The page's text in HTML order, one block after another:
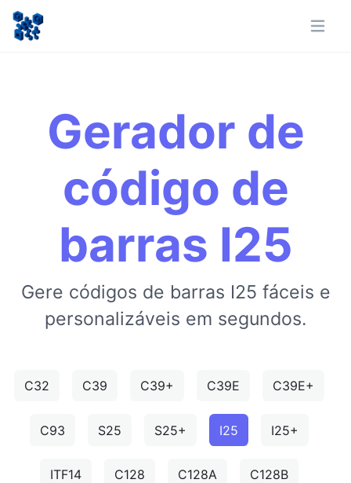
Gerador de
código de
barras I25
Gere códigos de barras I25 fáceis e
personalizáveis em segundos.
C32 C39 C39+ C39E C39E+
C93 S25 S25+ I25 I25+
ITF14 C128 C128A C128B